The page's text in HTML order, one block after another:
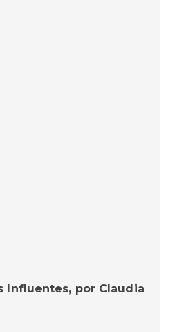
Influentes, por Claudia